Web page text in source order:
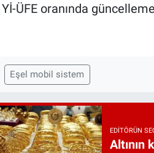
Yİ-ÜFE oranında
Eşel mobil sistem
EDITÖRÜN
Altının